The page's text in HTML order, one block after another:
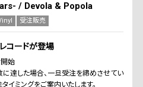
/ Devola & Popola
受注販売
コードが登場
始
達した場合、一旦受注を締めさせてい
イミングをご案内いたします。